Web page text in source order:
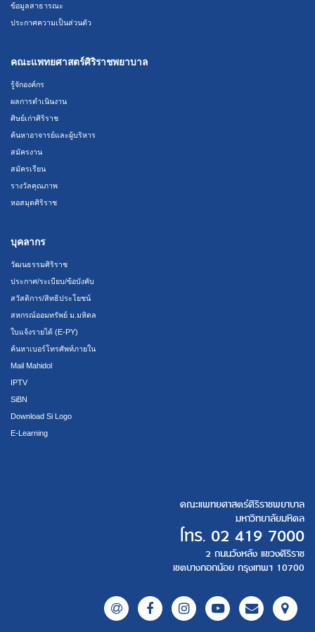
ข้อมูลสาธารณะ
ประกาศความเป็นส่วนตัว
คณะแพทยศาสตร์ศิริราชพยาบาล
รู้จักองค์กร
ผลการดำเนินงาน
ศิษย์เก่าศิริราช
ค้นหาอาจารย์และผู้บริหาร
สมัครงาน
สมัครเรียน
รางวัลคุณภาพ
หอสมุดศิริราช
บุคลากร
วัฒนธรรมศิริราช
ประกาศ/ระเบียบ/ข้อบังคับ
สวัสดิการ/สิทธิประโยชน์
สหกรณ์ออมทรัพย์ ม.มหิดล
ใบแจ้งรายได้ (E-PY)
ค้นหาเบอร์โทรศัพท์ภายใน
Mail Mahidol
IPTV
SiBN
Download Si Logo
E-Learning
คณะแพทยศาสตร์ศิริราชพยาบาล
มหาวิทยาลัยมหิดล
โทร. 02 419 7000
2 ถนนวังหลัง แขวงศิริราช
เขตบางกอกน้อย กรุงเทพฯ 10700